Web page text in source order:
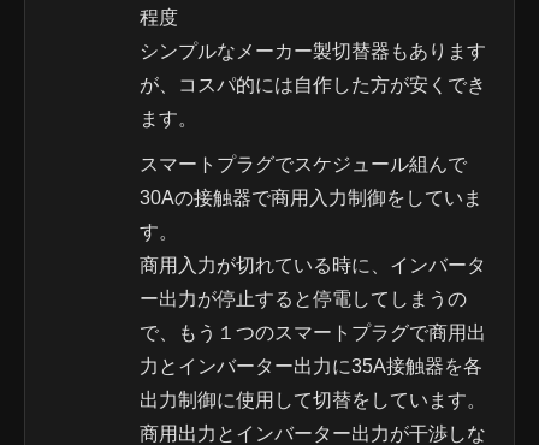
程度
シンプルなメーカー製切替器もあります
が、コスパ的には自作した方が安くでき
ます。
スマートプラグでスケジュール組んで
30Aの接触器で商用入力制御をしていま
す。
商用入力が切れている時に、インバータ
ー出力が停止すると停電してしまうの
で、もう１つのスマートプラグで商用出
力とインバーター出力に35A接触器を各
出力制御に使用して切替をしています。
商用出力とインバーター出力が干渉しな